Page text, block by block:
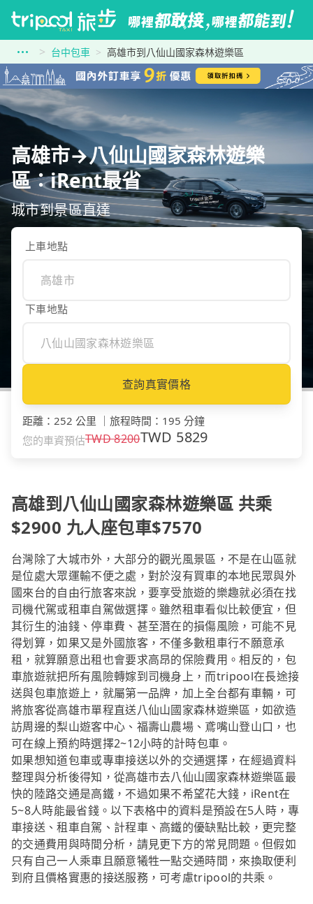
台中包車 高雄市到八仙山國家森林遊樂區
高雄市→八仙山國家森林遊樂
區：iRent最省
城市到景區直達
上車地點
下車地點
查詢真實價格
距離 ： 252 公里 旅程時間 ： 195 分鐘
您的車資預估TWD8200TWD 5829
高雄到八仙山國家森林遊樂區 共乘
$2900 九人座包車$7570
台灣除了大城市外，大部分的觀光風景區，不是在山區就
是位處大眾運輸不便之處，對於沒有買車的本地民眾與外
國來台的自由行旅客來說，要享受旅遊的樂趣就必須在找
司機代駕或租車自駕做選擇。雖然租車看似比較便宜，但
其衍生的油錢、停車費、甚至潛在的損傷風險，可能不見
得划算，如果又是外國旅客，不僅多數租車行不願意承
租，就算願意出租也會要求高昂的保險費用。相反的，包
車旅遊就把所有風險轉嫁到司機身上，而tripool在長途接
送與包車旅遊上，就屬第一品牌，加上全台都有車輛，可
將旅客從高雄市單程直送八仙山國家森林遊樂區，如欲造
訪周邊的梨山遊客中心、福壽山農場、鳶嘴山登山口，也
可在線上預約時選擇2~12小時的計時包車。
如果想知道包車或專車接送以外的交通選擇，在經過資料
整理與分析後得知，從高雄市去八仙山國家森林遊樂區最
快的陸路交通是高鐵，不過如果不希望花大錢，iRent在
5~8人時能最省錢。以下表格中的資料是預設在5人時，專
車接送、租車自駕、計程車、高鐵的優缺點比較，更完整
的交通費用與時間分析，請見更下方的常見問題。但假如
只有自己一人乘車且願意犧牲一點交通時間，來換取便利
到府且價格實惠的接送服務，可考慮tripool的共乘。